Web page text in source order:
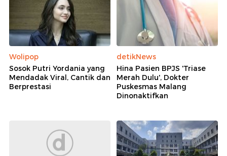
Wolipop
Sosok Putri Yordania yang
Mendadak Viral, Cantik dan
Berprestasi
detikNews
Hina Pasien BPJS 'Triase
Merah Dulu', Dokter
Puskesmas Malang
Dinonaktifkan